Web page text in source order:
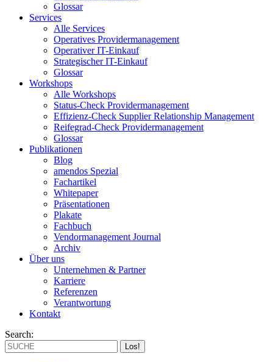
Glossar
Services
Alle Services
Operatives Providermanagement
Operativer IT-Einkauf
Strategischer IT-Einkauf
Glossar
Workshops
Alle Workshops
Status-Check Providermanagement
Effizienz-Check Supplier Relationship Management
Reifegrad-Check Providermanagement
Glossar
Publikationen
Blog
amendos Spezial
Fachartikel
Whitepaper
Präsentationen
Plakate
Fachbuch
Vendormanagement Journal
Archiv
Über uns
Unternehmen & Partner
Karriere
Referenzen
Verantwortung
Kontakt
Search: